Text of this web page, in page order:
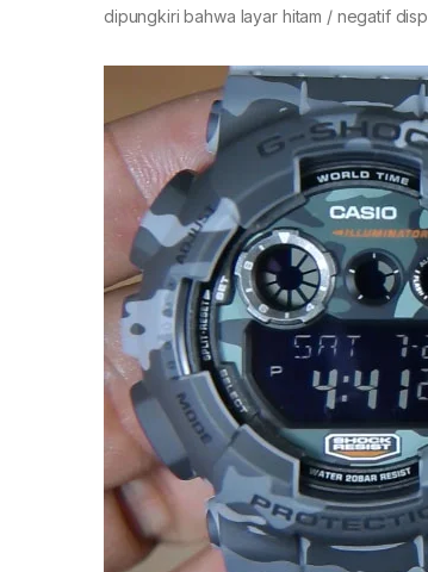
dipungkiri bahwa layar hitam / negatif